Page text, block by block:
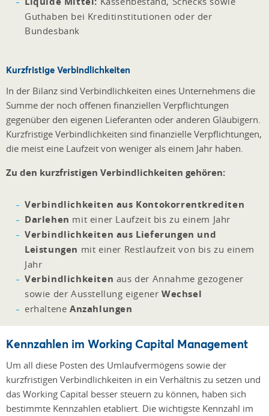
Guthaben bei Kreditinstitutionen oder der
Bundesbank
Kurzfristige Verbindlichkeiten
In der Bilanz sind Verbindlichkeiten eines Unternehmens die
Summe der noch offenen finanziellen Verpflichtungen
gegenüber den eigenen Lieferanten oder anderen Gläubigern.
Kurzfristige Verbindlichkeiten sind finanzielle Verpflichtungen,
die meist eine Laufzeit von weniger als einem Jahr haben.
Zu den kurzfristigen Verbindlichkeiten gehören:
Verbindlichkeiten aus Kontokorrentkrediten
Darlehen mit einer Laufzeit bis zu einem Jahr
Verbindlichkeiten aus Lieferungen und
Leistungen mit einer Restlaufzeit von bis zu einem
Jahr
Verbindlichkeiten aus der Annahme gezogener
sowie der Ausstellung eigenerWechsel
erhaltene Anzahlungen
Kennzahlen im Working Capital Management
Um all diese Posten des Umlaufvermögens sowie der
kurzfristigen Verbindlichkeiten in ein Verhältnis zu setzen und
das Working Capital besser steuern zu können, haben sich
bestimmte Kennzahlen etabliert. Die wichtigste Kennzahl im